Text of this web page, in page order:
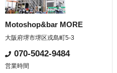
Motoshop&bar MORE
大阪府堺市堺区戎島町5-3
070-5042-9484
営業時間